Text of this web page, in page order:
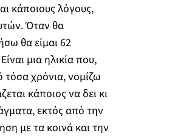
κάποιους λόγους,
Όταν θα
θα είμαι 62
μια ηλικία που,
τόσα χρόνια, νομίζω
κάποιος να δει κι
εκτός από την
με τα κοινά και την